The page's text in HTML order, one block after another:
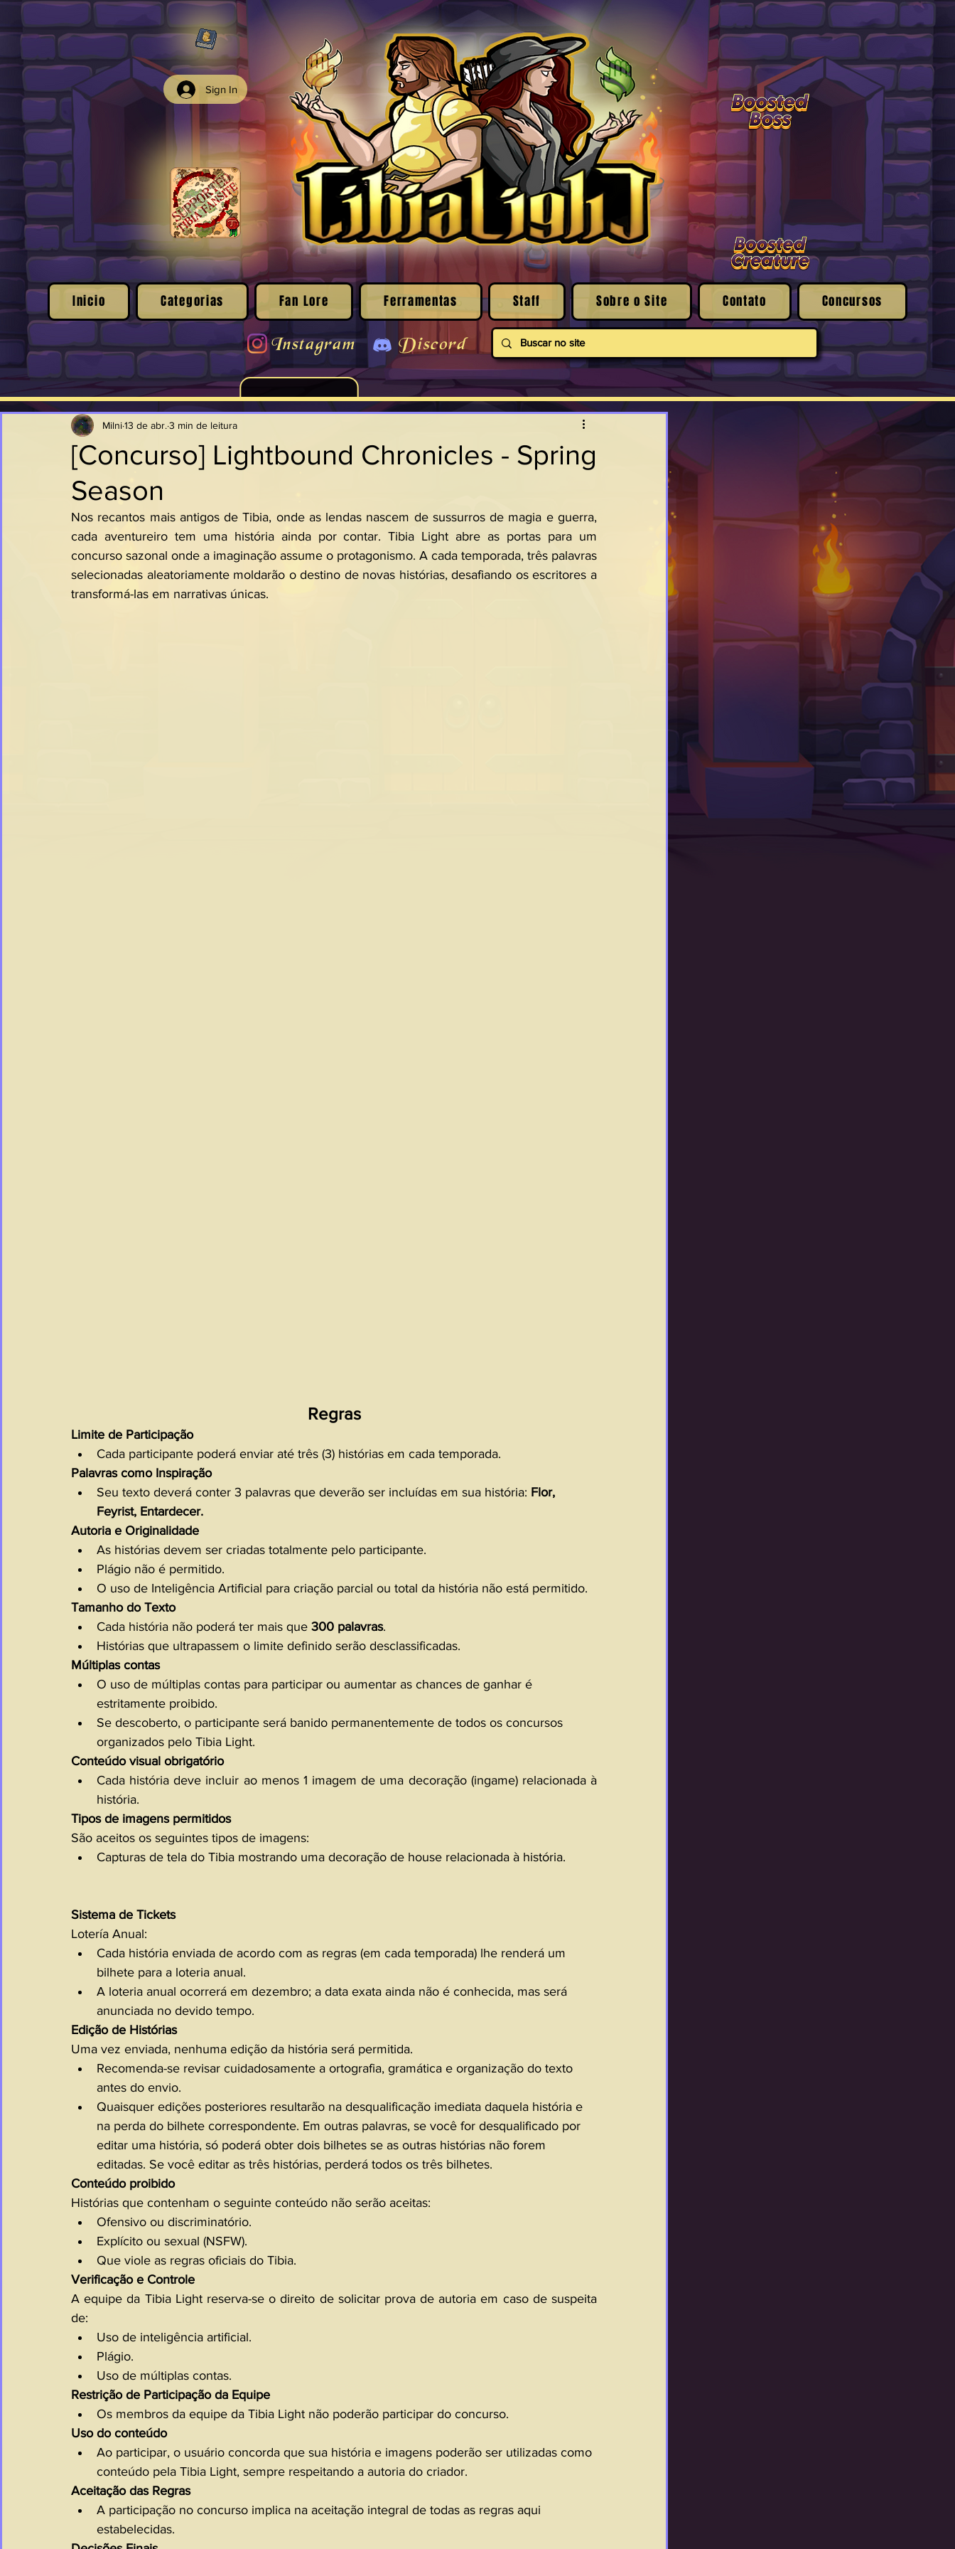
Sign In
Inicio Categorias Fan Lore Ferramentas Staff Sobre o Site Contato Concursos
Instagram Discord
[Concurso] Lightbound Chronicles - Spring
Season
Milni13 de abr. 3 min de leitura
Nos recantos mais antigos de Tibia, onde as lendas nascem de sussurros de magia e guerra,
cada aventureiro tem uma história ainda por contar. Tibia Light abre as portas para um
concurso sazonal onde a imaginação assume o protagonismo. A cada temporada, três palavras
selecionadas aleatoriamente moldarão o destino de novas histórias, desafiando os escritores a
transformá-las em narrativas únicas.
Regras
Limite de Participação
Cada participante poderá enviar até três (3) histórias em cada temporada.
Palavras como Inspiração
Seu texto deverá conter 3 palavras que deverão ser incluídas em sua história: Flor,
Feyrist, Entardecer.
Autoria e Originalidade
As histórias devem ser criadas totalmente pelo participante.
Plágio não é permitido.
O uso de Inteligência Artificial para criação parcial ou total da história não está permitido.
Tamanho do Texto
Cada história não poderá ter mais que 300 palavras.
Histórias que ultrapassem o limite definido serão desclassificadas.
Múltiplas contas
O uso de múltiplas contas para participar ou aumentar as chances de ganhar é
estritamente proibido.
Se descoberto, o participante será banido permanentemente de todos os concursos
organizados pelo Tibia Light.
Conteúdo visual obrigatório
Cada história deve incluir ao menos 1 imagem de uma decoração (ingame) relacionada à
história.
Tipos de imagens permitidos
São aceitos os seguintes tipos de imagens:
Capturas de tela do Tibia mostrando uma decoração de house relacionada à história.
Sistema de Tickets
Lotería Anual:
Cada história enviada de acordo com as regras (em cada temporada) lhe renderá um
bilhete para a loteria anual.
A loteria anual ocorrerá em dezembro; a data exata ainda não é conhecida, mas será
anunciada no devido tempo.
Edição de Histórias
Uma vez enviada, nenhuma edição da história será permitida.
Recomenda-se revisar cuidadosamente a ortografia, gramática e organização do texto
antes do envio.
Quaisquer edições posteriores resultarão na desqualificação imediata daquela história e
na perda do bilhete correspondente. Em outras palavras, se você for desqualificado por
editar uma história, só poderá obter dois bilhetes se as outras histórias não forem
editadas. Se você editar as três histórias, perderá todos os três bilhetes.
Conteúdo proibido
Histórias que contenham o seguinte conteúdo não serão aceitas:
Ofensivo ou discriminatório.
Explícito ou sexual (NSFW).
Que viole as regras oficiais do Tibia.
Verificação e Controle
A equipe da Tibia Light reserva-se o direito de solicitar prova de autoria em caso de suspeita
de:
Uso de inteligência artificial.
Plágio.
Uso de múltiplas contas.
Restrição de Participação da Equipe
Os membros da equipe da Tibia Light não poderão participar do concurso.
Uso do conteúdo
Ao participar, o usuário concorda que sua história e imagens poderão ser utilizadas como
conteúdo pela Tibia Light, sempre respeitando a autoria do criador.
Aceitação das Regras
A participação no concurso implica na aceitação integral de todas as regras aqui
estabelecidas.